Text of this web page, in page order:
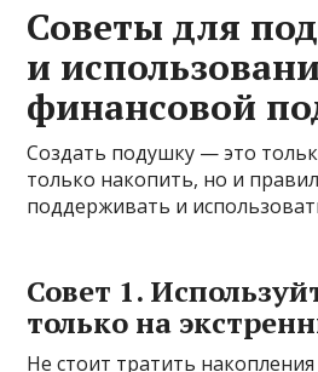
Советы для
и
финансовой
Создать подушку — это
только накопить, но и
поддерживать и
Совет 1.
только на
Не стоит тратить